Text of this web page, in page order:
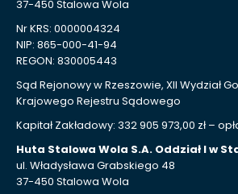
37-450 Stalowa Wola
Nr KRS: 0000004324
NIP: 865-000-41-94
REGON: 830005443
Sąd Rejonowy w Rzeszowie, XII Wydział
Krajowego Rejestru Sądowego
Kapitał Zakładowy: 332 905 973,00 zł –
Huta Stalowa Wola S.A. Oddział I w
ul. Władysława Grabskiego 48
37-450 Stalowa Wola